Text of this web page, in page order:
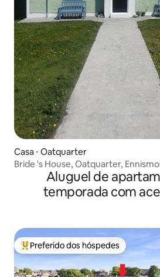
Casa ⋅ Oatquarter
Bride 's House, Oatquarter,
Aluguel de
temporada com
Entre os melhores preferidos dos
Preferido dos hóspedes